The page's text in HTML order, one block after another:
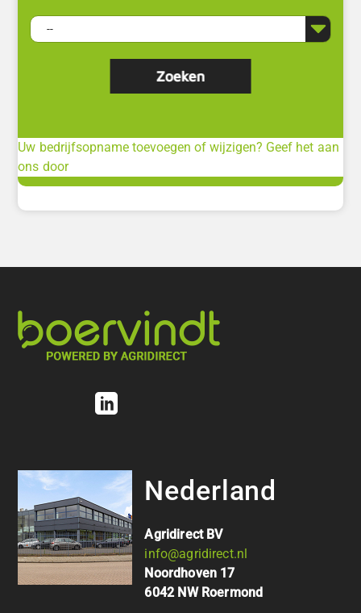
Uw bedrijfsopname toevoegen of wijzigen? Geef het aan
ons door
Nederland
Agridirect BV
info@agridirect.nl
Noordhoven 17
6042 NW Roermond